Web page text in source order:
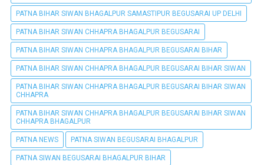
PATNA BIHAR SIWAN BHAGALPUR SAMASTIPUR BEGUSARAI UP DELHI
PATNA BIHAR SIWAN CHHAPRA BHAGALPUR BEGUSARAI
PATNA BIHAR SIWAN CHHAPRA BHAGALPUR BEGUSARAI BIHAR
PATNA BIHAR SIWAN CHHAPRA BHAGALPUR BEGUSARAI BIHAR SIWAN
PATNA BIHAR SIWAN CHHAPRA BHAGALPUR BEGUSARAI BIHAR SIWAN
CHHAPRA
PATNA BIHAR SIWAN CHHAPRA BHAGALPUR BEGUSARAI BIHAR SIWAN
CHHAPRA BHAGALPUR
PATNA NEWS PATNA SIWAN BEGUSARAI BHAGALPUR
PATNA SIWAN BEGUSARAI BHAGALPUR BIHAR